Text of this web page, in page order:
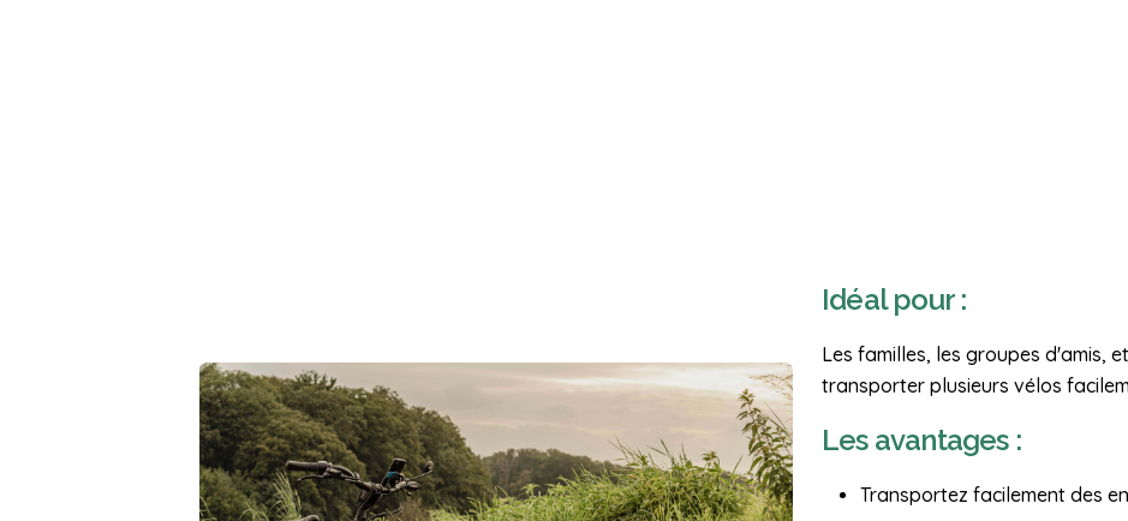
Idéal pour :
Les familles, les groupes d'amis,
transporter plusieurs vélos
Les avantages :
Transportez facilement des